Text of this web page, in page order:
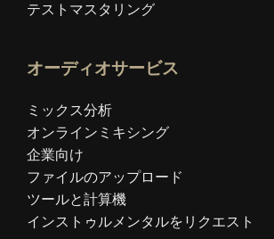
テストマスタリング
オーディオサービス
ミックス分析
オンラインミキシング
企業向け
ファイルのアップロード
ツールと計算機
インストゥルメンタルをリクエスト